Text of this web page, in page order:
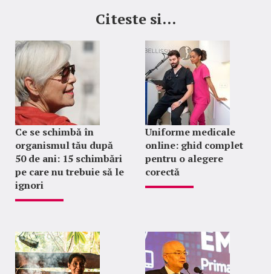
Citeste si...
Ce se schimbă în
organismul tău după
50 de ani: 15 schimbări
pe care nu trebuie să le
ignori
Uniforme medicale
online: ghid complet
pentru o alegere
corectă